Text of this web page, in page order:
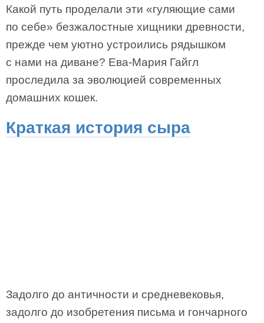
Какой путь проделали эти «гуляющие сами
по себе» безжалостные хищники древности,
прежде чем уютно устроились рядышком
с нами на диване? Ева-Мария Гайгл
проследила за эволюцией современных
домашних кошек.
Краткая история сыра
Задолго до античности и средневековья,
задолго до изобретения письма и гончарного